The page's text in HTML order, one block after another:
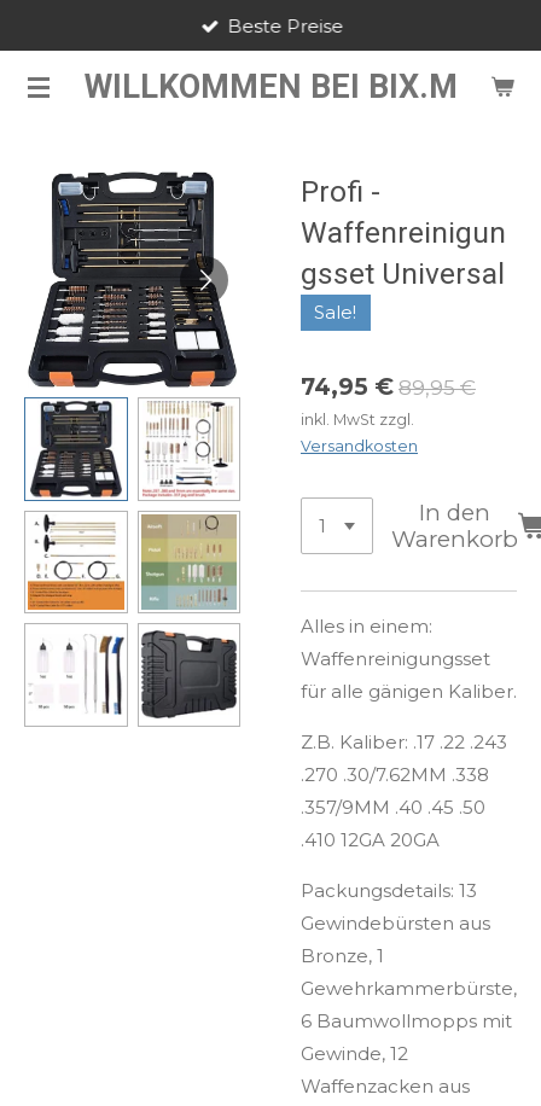
springen WILLKOMMEN BEI BIX.M
Beste Preise
Profi -
Waffenreinigun
gsset Universal
Sale!
74,95 € 89,95 €
inkl. MwSt zzgl.
Versandkosten
In den
Warenkorb
Alles in einem:
Waffenreinigungsset
für alle gänigen Kaliber.
Z.B. Kaliber: .17 .22 .243
.270 .30/7.62MM .338
.357/9MM .40 .45 .50
.410 12GA 20GA
Packungsdetails: 13
Gewindebürsten aus
Bronze, 1
Gewehrkammerbürste,
6 Baumwollmopps mit
Gewinde, 12
Waffenzacken aus